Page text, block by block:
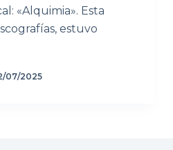
«Alquimia». Esta
estuvo
07/2025